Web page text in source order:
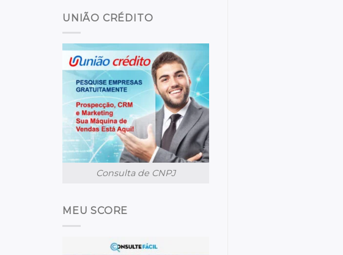
UNIÃO CRÉDITO
Consulta de CNPJ
MEU SCORE